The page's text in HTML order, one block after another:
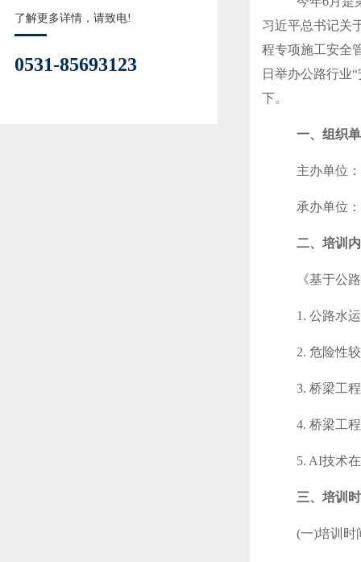
了解更多详情，请致电!
0531-85693123
习近平总书记关
程专项施工安全
日举办公路行业
下。
一、组织
主办单位
承办单位
二、培训
《基于公
1. 公路水
2. 危险性
3. 桥梁工
4. 桥梁工
5. AI技术
三、培训
(一)培训时